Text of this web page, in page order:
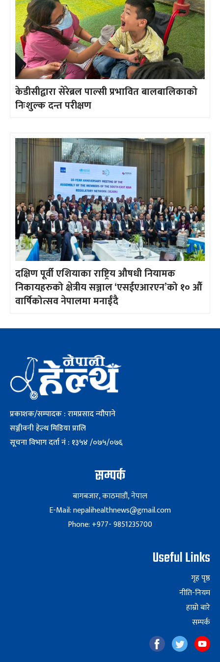
केडीसीद्वारा सेरेब्रल पाल्सी प्रभावित बालबालिकाको
निःशुल्क दन्त परीक्षण
दक्षिण पूर्वी एशियाका राष्ट्रिय औषधी नियामक
निकायहरुको क्षेत्रीय सञ्जाल ‘एसईएआरएन’को १० औँ
वार्षिकोत्सव नेपालमा मनाईँदै
प्रकाशक/सम्पादक : रामप्रसाद न्यौपाने
सञ्जीवनी हेल्थ मिडिया प्रालि
सूचना विभाग दर्ता नं : १३५४ /०७५/०७६
सम्पर्क
बागबजार, काठमाडौं, नेपाल
E-Mail: nepalihealthnews@gmail.com
Phone: +977- 9851235700
Useful Links
गृह पृष्ठ
नीति-नियम
हाम्रो बारे
सम्पर्क